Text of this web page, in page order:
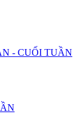
- CUỐI TUẦN